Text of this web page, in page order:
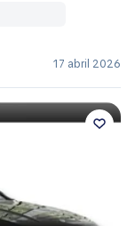
17 abril 2026